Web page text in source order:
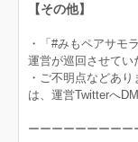
【その他】
・「#みもペアサモ
運営が巡回させてい
・ご不明点などあ
は、運営Twitterへ
ーーーーーーーー